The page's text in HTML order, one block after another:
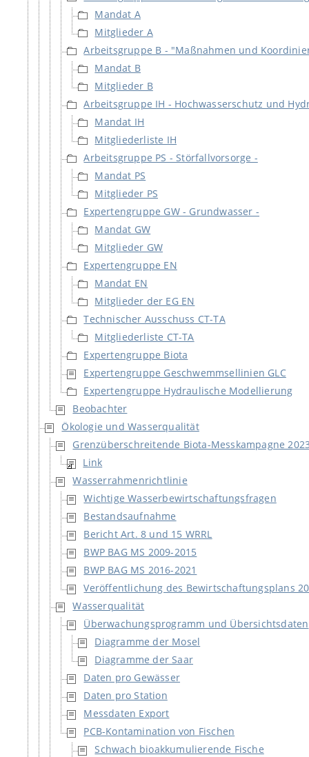
Mandat A
Mitglieder A
Arbeitsgruppe B - "Maßnahmen und
Mandat B
Mitglieder B
Arbeitsgruppe IH - Hochwasserschutz und
Mandat IH
Mitgliederliste IH
Arbeitsgruppe PS - Störfallvorsorge -
Mandat PS
Mitglieder PS
Expertengruppe GW - Grundwasser -
Mandat GW
Mitglieder GW
Expertengruppe EN
Mandat EN
Mitglieder der EG EN
Technischer Ausschuss CT-TA
Mitgliederliste CT-TA
Expertengruppe Biota
Expertengruppe Geschwemmsellinien GLC
Expertengruppe Hydraulische Modellierung
Beobachter
Ökologie und Wasserqualität
Grenzüberschreitende Biota-Messkampagne
Link
Wasserrahmenrichtlinie
Wichtige Wasserbewirtschaftungsfragen
Bestandsaufnahme
Bericht Art. 8 und 15 WRRL
BWP BAG MS 2009-2015
BWP BAG MS 2016-2021
Veröffentlichung des Bewirtschaftungsplans
Wasserqualität
Überwachungsprogramm und Übersichtsdaten
Diagramme der Mosel
Diagramme der Saar
Daten pro Gewässer
Daten pro Station
Messdaten Export
PCB-Kontamination von Fischen
Schwach bioakkumulierende Fische